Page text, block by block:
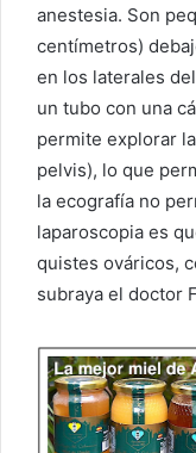
anestesia. Son
centímetros)
en los laterales
un tubo con una
permite explorar
pelvis), lo que
la ecografía no
laparoscopia es
quistes ováricos,
subraya el doctor